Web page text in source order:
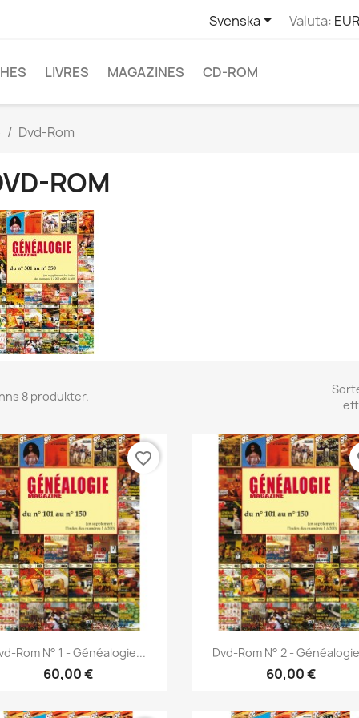
Svenska Valuta:
LIVRES MAGAZINES CD-ROM
Dvd-Rom
ROM
8 produkter.
Snabbvy
Rom N° 1 - Généalogie...
60,00 €
favorite_border
Snabbvy
Dvd-Rom N° 2 -
60,00 €